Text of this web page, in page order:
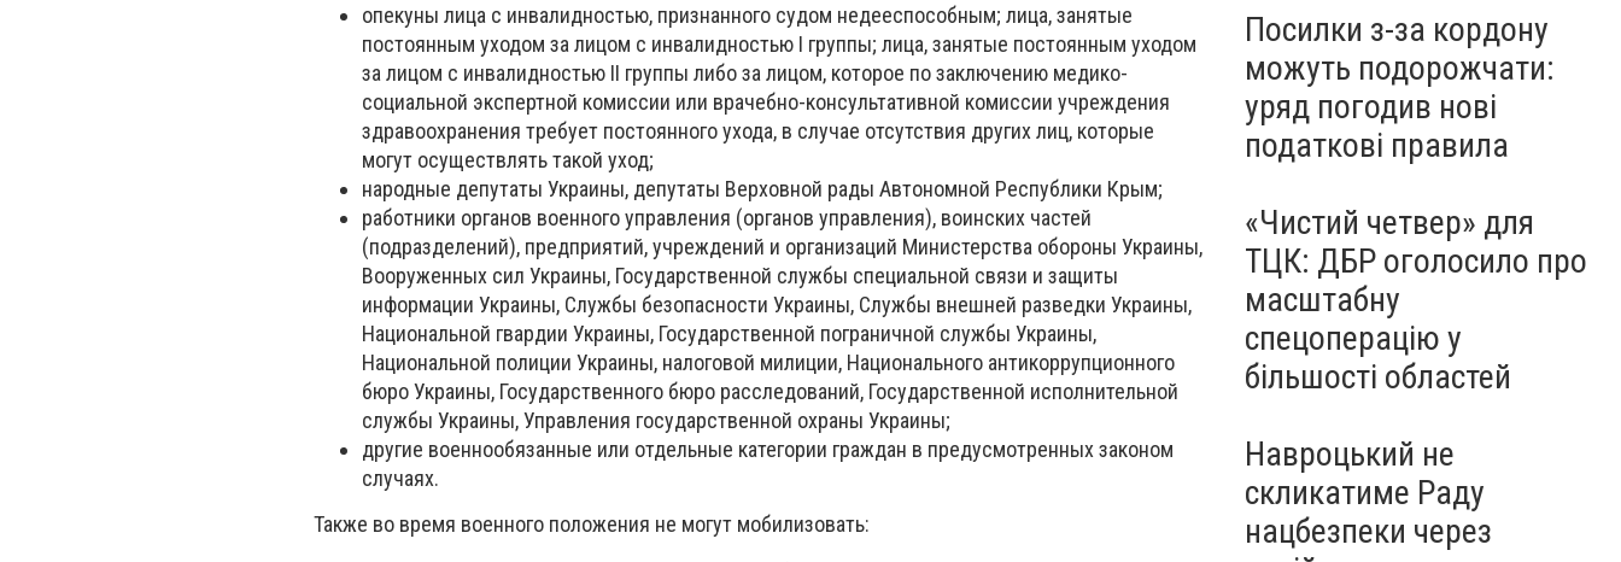
опекуны лица с инвалидностью, признанного судом недееспособным; лица, занятые
постоянным уходом за лицом с инвалидностью I группы; лица, занятые постоянным уходом
за лицом с инвалидностью II группы либо за лицом, которое по заключению медико-
социальной экспертной комиссии или врачебно-консультативной комиссии учреждения
здравоохранения требует постоянного ухода, в случае отсутствия других лиц, которые
могут осуществлять такой уход;
народные депутаты Украины, депутаты Верховной рады Автономной Республики Крым;
работники органов военного управления (органов управления), воинских частей
(подразделений), предприятий, учреждений и организаций Министерства обороны Украины,
Вооруженных сил Украины, Государственной службы специальной связи и защиты
информации Украины, Службы безопасности Украины, Службы внешней разведки Украины,
Национальной гвардии Украины, Государственной пограничной службы Украины,
Национальной полиции Украины, налоговой милиции, Национального антикоррупционного
бюро Украины, Государственного бюро расследований, Государственной исполнительной
службы Украины, Управления государственной охраны Украины;
другие военнообязанные или отдельные категории граждан в предусмотренных законом
случаях.
Также во время военного положения не могут мобилизовать:
Посилки з-за кордону
можуть подорожчати:
уряд погодив нові
податкові правила
«Чистий четвер» для
ТЦК: ДБР оголосило про
масштабну
спецоперацію у
більшості областей
Навроцький не
скликатиме Раду
нацбезпеки через